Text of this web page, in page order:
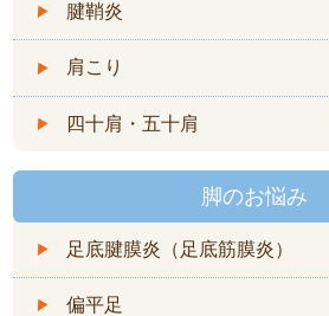
腱鞘炎
肩こり
四十肩・五十肩
脚のお悩み
足底腱膜炎（足底筋膜炎）
偏平足